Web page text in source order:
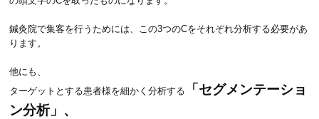
鍼灸院で集客を行うためには、この3つのCをそれぞれ分析する必要があ
ります。
他にも、
ターゲットとする患者様を細かく分析する
「セグメンテーショ
ン分析」、